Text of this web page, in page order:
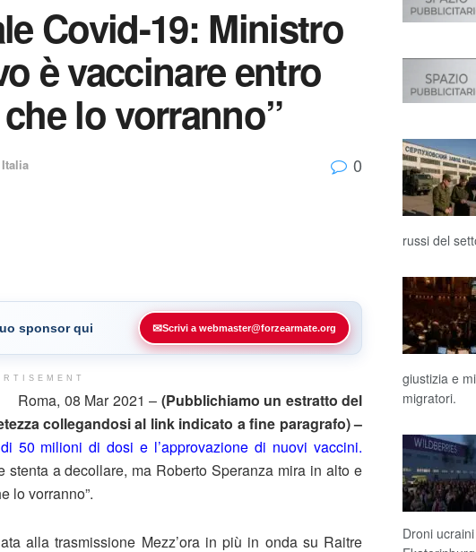
Covid-19: Ministro
è vaccinare entro
lo vorranno”
Italia 0
sponsor qui ✉Scrivi a webmaster@forzearmate.org
Roma, 08 Mar 2021 – (Pubblichiamo un estratto del
collegandosi al link indicato a fine paragrafo) –
50 milioni di dosi e l’approvazione di nuovi vaccini.
a decollare, ma Roberto Speranza mira in alto e
lo vorranno”.
alla trasmissione Mezz’ora in più in onda su Raitre
russi del
giustizia e
migratori.
Droni